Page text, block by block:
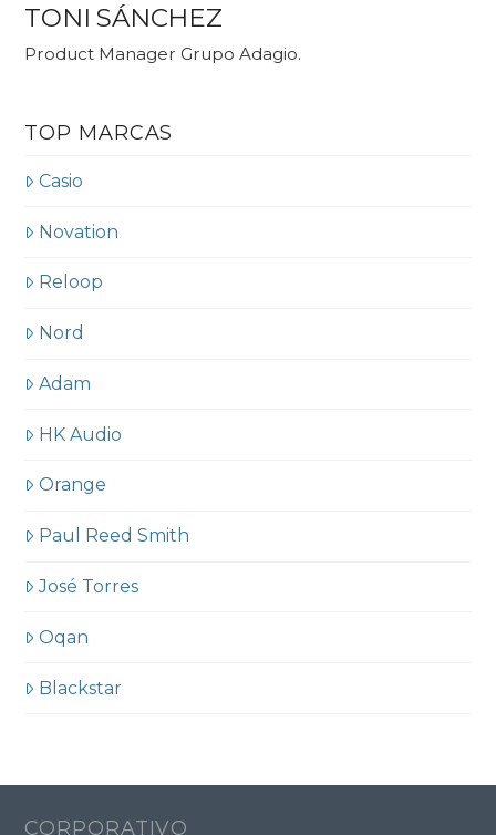
TONI SÁNCHEZ
Product Manager Grupo Adagio.
TOP MARCAS
Casio
Novation
Reloop
Nord
Adam
HK Audio
Orange
Paul Reed Smith
José Torres
Oqan
Blackstar
CORPORATIVO